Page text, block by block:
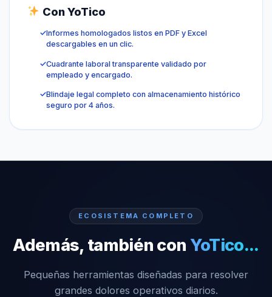
Con YoTico
✓Informes homologados listos en PDF y Excel
descargables en un clic.
✓Cuadrante laboral transparente validado por
empleado y encargado.
✓Blindaje legal completo con almacenamiento histórico
seguro por 4 años.
ECOSISTEMA COMPLETO
Además, también con YoTico...
Pequeñas herramientas diseñadas para resolver
grandes dolores operativos diarios.